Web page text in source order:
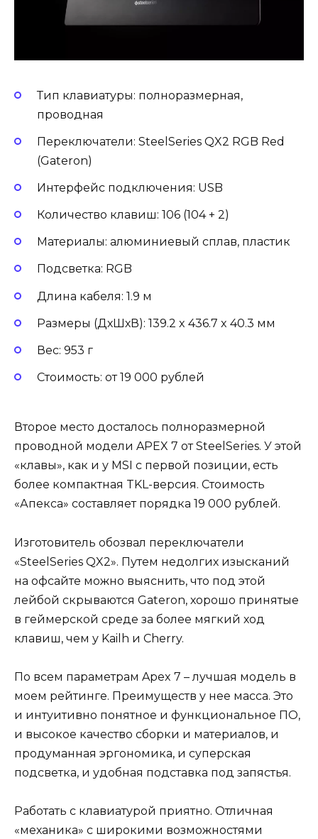
Тип клавиатуры: полноразмерная,
проводная
Переключатели: SteelSeries QX2 RGB Red
(Gateron)
Интерфейс подключения: USB
Количество клавиш: 106 (104 + 2)
Материалы: алюминиевый сплав, пластик
Подсветка: RGB
Длина кабеля: 1.9 м
Размеры (ДхШхВ): 139.2 x 436.7 x 40.3 мм
Вес: 953 г
Стоимость: от 19 000 рублей
Второе место досталось полноразмерной
проводной модели APEX 7 от SteelSeries. У этой
«клавы», как и у MSI с первой позиции, есть
более компактная TKL-версия. Стоимость
«Апекса» составляет порядка 19 000 рублей.
Изготовитель обозвал переключатели
«SteelSeries QX2». Путем недолгих изысканий
на офсайте можно выяснить, что под этой
лейбой скрываются Gateron, хорошо принятые
в геймерской среде за более мягкий ход
клавиш, чем у Kailh и Cherry.
По всем параметрам Apex 7 – лучшая модель в
моем рейтинге. Преимуществ у нее масса. Это
и интуитивно понятное и функциональное ПО,
и высокое качество сборки и материалов, и
продуманная эргономика, и суперская
подсветка, и удобная подставка под запястья.
Работать с клавиатурой приятно. Отличная
«механика» с широкими возможностями